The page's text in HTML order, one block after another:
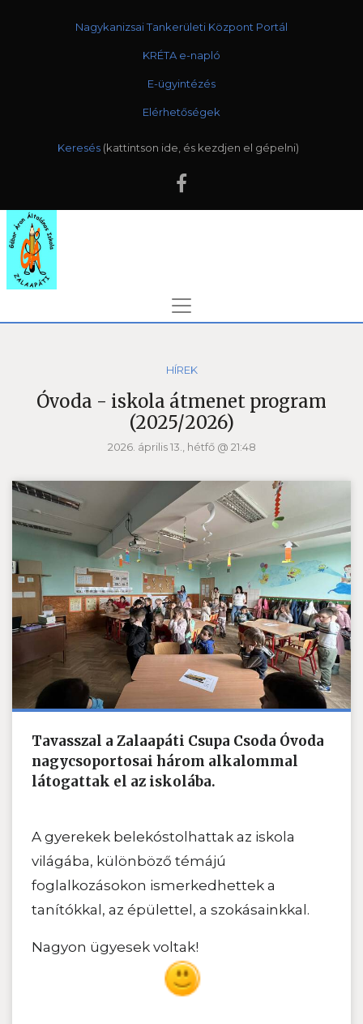
Nagykanizsai Tankerületi Központ Portál
KRÉTA e-napló
E-ügyintézés
Elérhetőségek
Keresés
HÍREK
Óvoda - iskola átmenet program
(2025/2026)
2026. április 13., hétfő @ 21:48
Tavasszal a Zalaapáti Csupa Csoda Óvoda
nagycsoportosai három alkalommal
látogattak el az iskolába.
A gyerekek belekóstolhattak az iskola
világába, különböző témájú
foglalkozásokon ismerkedhettek a
tanítókkal, az épülettel, a szokásainkkal.
Nagyon ügyesek voltak!